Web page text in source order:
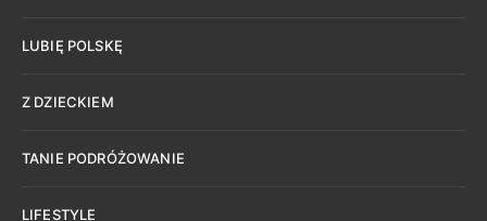
LUBIĘ POLSKĘ
Z DZIECKIEM
TANIE PODRÓŻOWANIE
LIFESTYLE